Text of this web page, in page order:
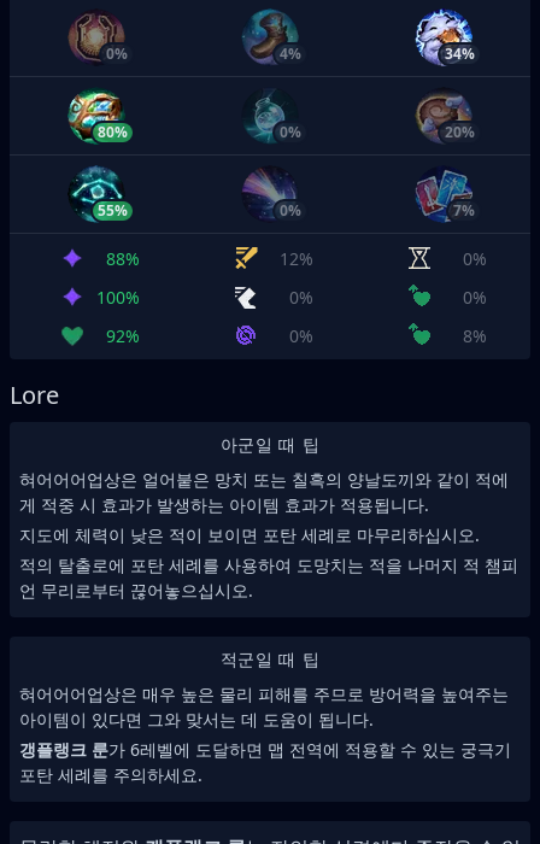
0% 4% 34%
80% 0% 20%
55% 0% 7%
88% 12%
0%
100%
0%
0%
92%
0% 8%
Lore
아군일 때 팁
혀어어어업상은 얼어붙은 망치 또는 칠흑의 양날도끼와 같이 적에
게 적중 시 효과가 발생하는 아이템 효과가 적용됩니다.
지도에 체력이 낮은 적이 보이면 포탄 세례로 마무리하십시오.
적의 탈출로에 포탄 세례를 사용하여 도망치는 적을 나머지 적 챔피
언 무리로부터 끊어놓으십시오.
적군일 때 팁
혀어어어업상은 매우 높은 물리 피해를 주므로 방어력을 높여주는
아이템이 있다면 그와 맞서는 데 도움이 됩니다.
갱플랭크 룬가 6레벨에 도달하면 맵 전역에 적용할 수 있는 궁극기
포탄 세례를 주의하세요.